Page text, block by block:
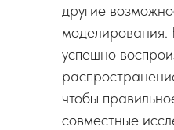
другие
моделирования.
успешно
чтобы
совместные